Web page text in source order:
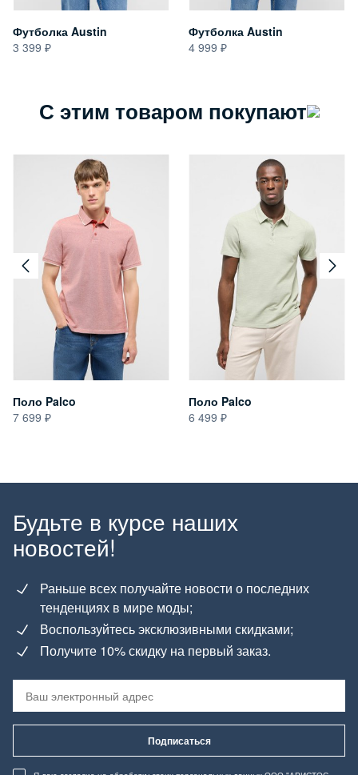
Футболка Austin
3 399
Футболка Austin
4 999
С этим товаром покупают
Поло Palco
7 699
Поло Palco
6 499
Будьте в курсе наших
новостей!
Раньше всех получайте новости о последних
тенденциях в мире моды;
Воспользуйтесь эксклюзивными скидками;
Получите 10% скидку на первый заказ.
Подписаться